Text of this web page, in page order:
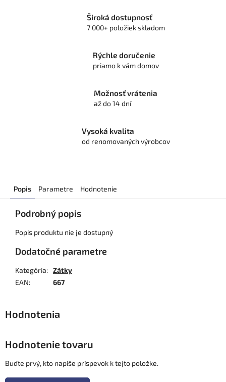
Široká dostupnosť
7 000+ položiek skladom
Rýchle doručenie
priamo k vám domov
Možnosť vrátenia
až do 14 dní
Vysoká kvalita
od renomovaných výrobcov
Popis Parametre Hodnotenie
Podrobný popis
Popis produktu nie je dostupný
Dodatočné parametre
Kategória: Zátky
EAN: 667
Hodnotenie tovaru
Buďte prvý, kto napíše príspevok k tejto položke.